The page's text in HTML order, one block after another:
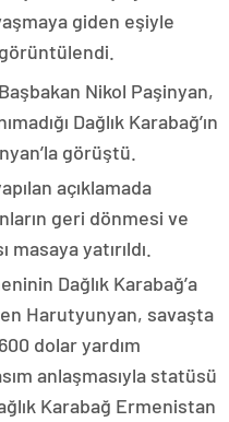
giden eşiyle
Nikol Paşinyan,
Dağlık Karabağ’ın
görüştü.
açıklamada
geri dönmesi ve
yatırıldı.
Dağlık Karabağ’a
Harutyunyan, savaşta
dolar yardım
anlaşmasıyla statüsü
Karabağ Ermenistan